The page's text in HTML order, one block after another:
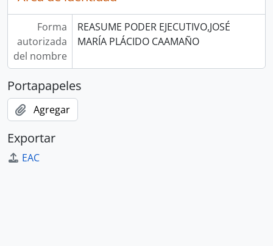
Forma
autorizada
del nombre
REASUME PODER EJECUTIVO,JOSÉ
MARÍA PLÁCIDO CAAMAÑO
Portapapeles
Agregar
Exportar
EAC